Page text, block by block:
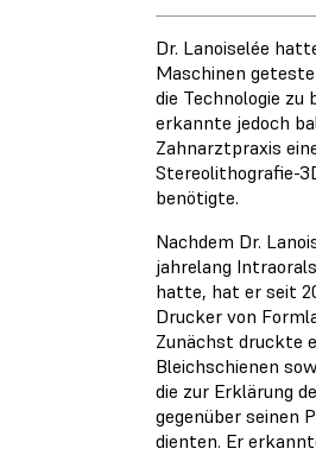
Dr. Lanoiselée
Maschinen
die Technologie zu
erkannte jedoch
Zahnarztpraxis
Stereolithografie-
benötigte.
Nachdem Dr.
jahrelang
hatte, hat er seit
Drucker von
Zunächst druckte
Bleichschienen
die zur Erklärung
gegenüber seinen
dienten. Er